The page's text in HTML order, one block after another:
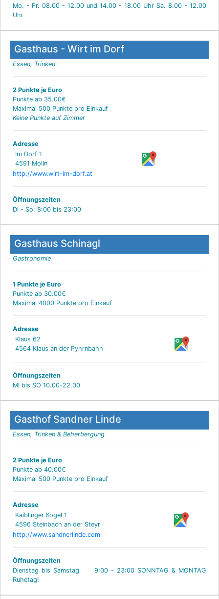
Mo. - Fr. 08.00 - 12.00 und 14.00 - 18.00 Uhr Sa. 8.00 - 12.00
Uhr
Gasthaus - Wirt im Dorf
Essen, Trinken
2 Punkte je Euro
Punkte ab 35.00€
Maximal 500 Punkte pro Einkauf
Keine Punkte auf Zimmer
Adresse
Im Dorf 1
4591 Molln
http://www.wirt-im-dorf.at
Öffnungszeiten
Di - So: 8:00 bis 23:00
Gasthaus Schinagl
Gastronomie
1 Punkte je Euro
Punkte ab 30.00€
Maximal 4000 Punkte pro Einkauf
Adresse
Klaus 62
4564 Klaus an der Pyhrnbahn
Öffnungszeiten
MI bis SO 10.00-22.00
Gasthof Sandner Linde
Essen, Trinken & Beherbergung
2 Punkte je Euro
Punkte ab 40.00€
Maximal 500 Punkte pro Einkauf
Adresse
Kaiblinger Kogel 1
4596 Steinbach an der Steyr
http://www.sandnerlinde.com
Öffnungszeiten
Dienstag bis Samstag 9:00 - 23:00 SONNTAG & MONTAG
Ruhetag!